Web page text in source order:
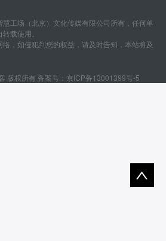
工场（北京）文化传媒有限公司所有，任何单
载使用。
，如侵犯到您的权益，请及时告知，本站将及
版权所有 备案号： 京ICP备13001399号-5